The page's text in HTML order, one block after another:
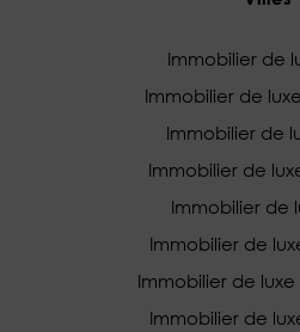
Immobilier de
Immobilier de
Immobilier de
Immobilier de
Immobilier de
Immobilier de
Immobilier de
Immobilier de